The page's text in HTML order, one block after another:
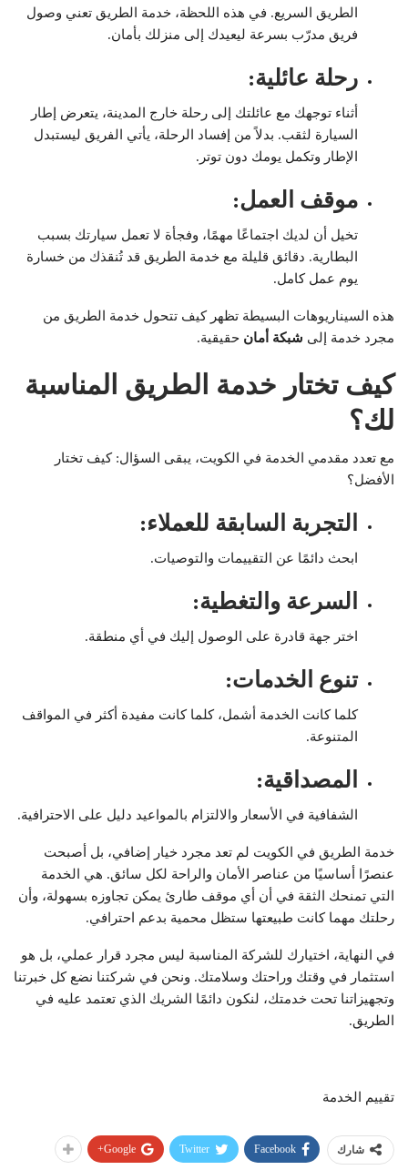
الطريق السريع. في هذه اللحظة، خدمة الطريق تعني وصول
فريق مدرّب بسرعة ليعيدك إلى منزلك بأمان.
رحلة عائلية:
أثناء توجهك مع عائلتك إلى رحلة خارج المدينة، يتعرض إطار
السيارة لثقب. بدلاً من إفساد الرحلة، يأتي الفريق ليستبدل
الإطار وتكمل يومك دون توتر.
موقف العمل:
تخيل أن لديك اجتماعًا مهمًا، وفجأة لا تعمل سيارتك بسبب
البطارية. دقائق قليلة مع خدمة الطريق قد تُنقذك من خسارة
يوم عمل كامل.
هذه السيناريوهات البسيطة تظهر كيف تتحول خدمة الطريق من
مجرد خدمة إلى شبكة أمان حقيقية.
كيف تختار خدمة الطريق المناسبة
لك؟
مع تعدد مقدمي الخدمة في الكويت، يبقى السؤال: كيف تختار
الأفضل؟
التجربة السابقة للعملاء:
ابحث دائمًا عن التقييمات والتوصيات.
السرعة والتغطية:
اختر جهة قادرة على الوصول إليك في أي منطقة.
تنوع الخدمات:
كلما كانت الخدمة أشمل، كلما كانت مفيدة أكثر في المواقف
المتنوعة.
المصداقية:
الشفافية في الأسعار والالتزام بالمواعيد دليل على الاحترافية.
خدمة الطريق في الكويت لم تعد مجرد خيار إضافي، بل أصبحت
عنصرًا أساسيًا من عناصر الأمان والراحة لكل سائق. هي الخدمة
التي تمنحك الثقة في أن أي موقف طارئ يمكن تجاوزه بسهولة، وأن
رحلتك مهما كانت طبيعتها ستظل محمية بدعم احترافي.
في النهاية، اختيارك للشركة المناسبة ليس مجرد قرار عملي، بل هو
استثمار في وقتك وراحتك وسلامتك. ونحن في شركتنا نضع كل خبرتنا
وتجهيزاتنا تحت خدمتك، لنكون دائمًا الشريك الذي تعتمد عليه في
الطريق.
تقييم الخدمة
شارك Facebook
Twitter
Google+